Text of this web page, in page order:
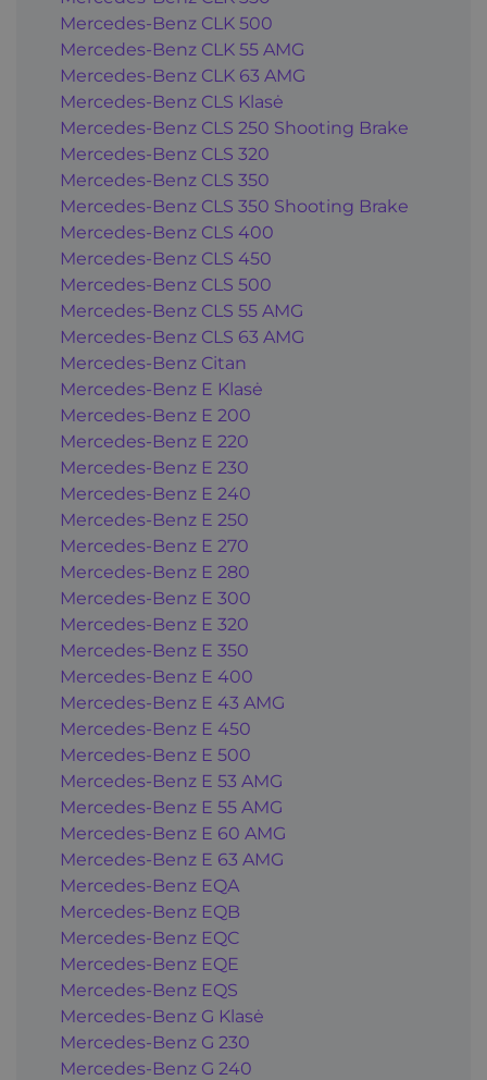
Mercedes-Benz CLK 500
Mercedes-Benz CLK 55 AMG
Mercedes-Benz CLK 63 AMG
Mercedes-Benz CLS Klasė
Mercedes-Benz CLS 250 Shooting Brake
Mercedes-Benz CLS 320
Mercedes-Benz CLS 350
Mercedes-Benz CLS 350 Shooting Brake
Mercedes-Benz CLS 400
Mercedes-Benz CLS 450
Mercedes-Benz CLS 500
Mercedes-Benz CLS 55 AMG
Mercedes-Benz CLS 63 AMG
Mercedes-Benz Citan
Mercedes-Benz E Klasė
Mercedes-Benz E 200
Mercedes-Benz E 220
Mercedes-Benz E 230
Mercedes-Benz E 240
Mercedes-Benz E 250
Mercedes-Benz E 270
Mercedes-Benz E 280
Mercedes-Benz E 300
Mercedes-Benz E 320
Mercedes-Benz E 350
Mercedes-Benz E 400
Mercedes-Benz E 43 AMG
Mercedes-Benz E 450
Mercedes-Benz E 500
Mercedes-Benz E 53 AMG
Mercedes-Benz E 55 AMG
Mercedes-Benz E 60 AMG
Mercedes-Benz E 63 AMG
Mercedes-Benz EQA
Mercedes-Benz EQB
Mercedes-Benz EQC
Mercedes-Benz EQE
Mercedes-Benz EQS
Mercedes-Benz G Klasė
Mercedes-Benz G 230
Mercedes-Benz G 240